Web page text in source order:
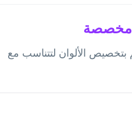
مخصصة
الألوان لتتناسب مع